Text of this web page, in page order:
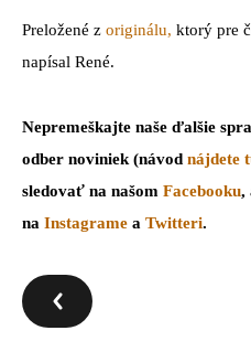
Preložené z originálu, ktorý pre
napísal René.
Nepremeškajte naše ďalšie
odber noviniek (návod nájdete
sledovať na našom Facebooku,
na Instagrame a Twitteri.